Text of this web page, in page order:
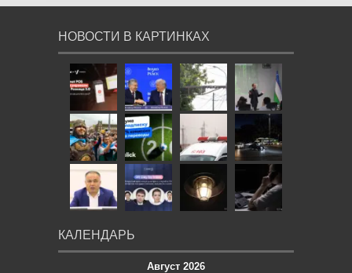
НОВОСТИ В КАРТИНКАХ
КАЛЕНДАРЬ
Август 2026